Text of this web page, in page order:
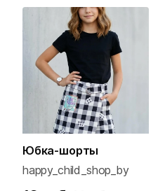
Юбка-шорты
happy_child_shop_by